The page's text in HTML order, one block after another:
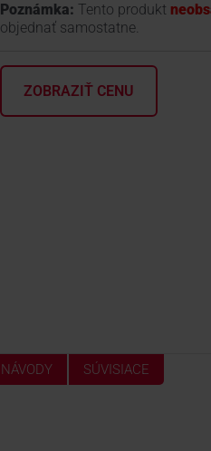
Poznámka: Tento produkt
objednať samostatne.
ZOBRAZIŤ CENU
NÁVODY SÚVISIACE